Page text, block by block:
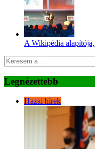
A Wikipédia
Legnézettebb
Hazai hírek